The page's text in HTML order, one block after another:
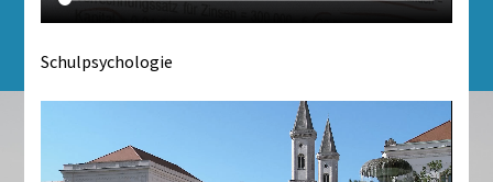
Schulpsychologie